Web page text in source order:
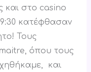
και στο casino
κατέφθασαν
Τους
όπου τους
και